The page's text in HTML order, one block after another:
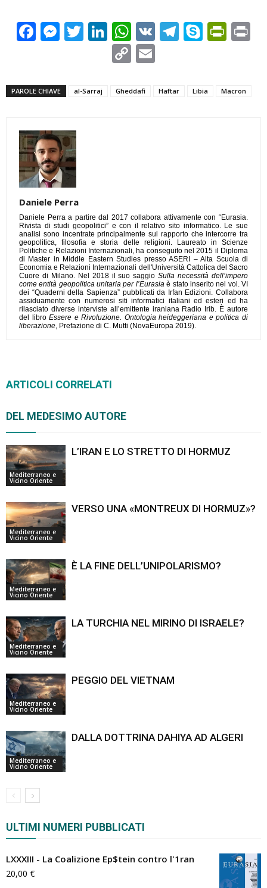
Facebook
Messenger
TwitterLinkedIn
WhatsApp
VK Telegram
Skype
Copy
PAROLE CHIAVE al-Sarraj Gheddafi Haftar Libia Macron
Daniele Perra
Daniele Perra a partire dal 2017 collabora attivamente con “Eurasia.
Rivista di studi geopolitici” e con il relativo sito informatico. Le sue
analisi sono incentrate principalmente sul rapporto che intercorre tra
geopolitica, filosofia e storia delle religioni. Laureato in Scienze
Politiche e Relazioni Internazionali, ha conseguito nel 2015 il Diploma
di Master in Middle Eastern Studies presso ASERI – Alta Scuola di
Economia e Relazioni Internazionali dell'Università Cattolica del Sacro
Cuore di Milano. Nel 2018 il suo saggioSulla necessità dell’impero
come entità geopolitica unitaria per l’Eurasiaè stato inserito nel vol. VI
dei “Quaderni della Sapienza” pubblicati da Irfan Edizioni. Collabora
assiduamente con numerosi siti informatici italiani ed esteri ed ha
rilasciato diverse interviste all’emittente iraniana Radio Irib. È autore
del libroEssere e Rivoluzione. Ontologia heideggeriana e politica di
liberazione, Prefazione di C. Mutti (NovaEuropa 2019).
ARTICOLI CORRELATI
DEL MEDESIMO AUTORE
Mediterraneo e
Vicino Oriente
L’IRAN E LO STRETTO DI HORMUZ
Mediterraneo e
Vicino Oriente
VERSO UNA «MONTREUX DI HORMUZ»?
Mediterraneo e
Vicino Oriente
È LA FINE DELL’UNIPOLARISMO?
Mediterraneo e
Vicino Oriente
LA TURCHIA NEL MIRINO DI ISRAELE?
Mediterraneo e
Vicino Oriente
PEGGIO DEL VIETNAM
Mediterraneo e
Vicino Oriente
DALLA DOTTRINA DAHIYA AD ALGERI
ULTIMI NUMERI PUBBLICATI
LXXXIII - La Coalizione Ep$tein contro l'1ran
20,00 €